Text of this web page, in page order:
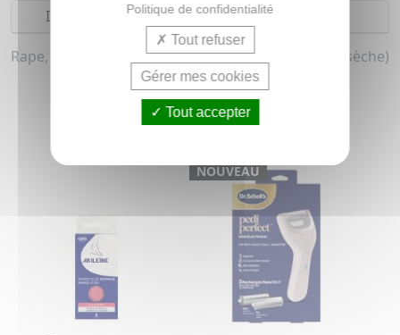
Indications
Rape, Pierre ponce pour homme et femme (Peau sèche)
VOUS AIMEREZ AUSSI...
NOUVEAU
Politique de confidentialité
Tout refuser
Gérer mes cookies
Tout accepter